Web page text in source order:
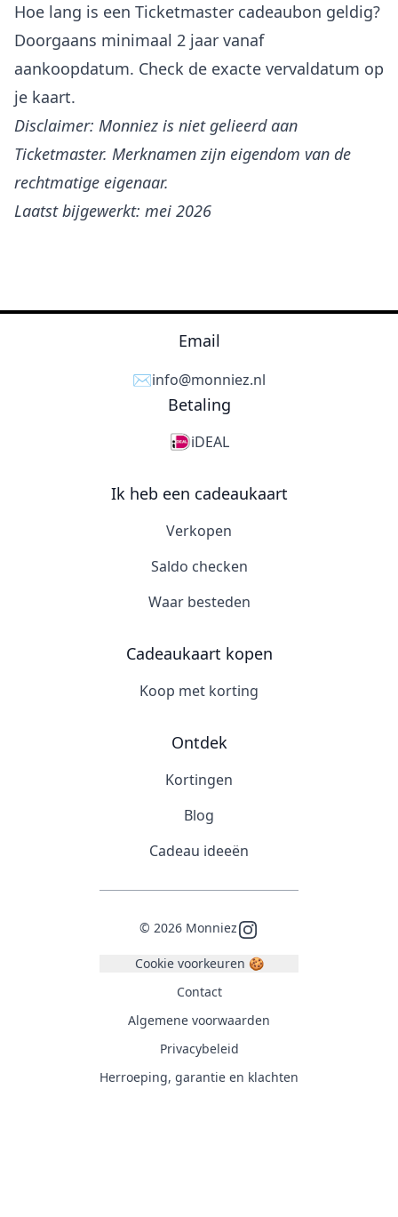
Hoe lang is een Ticketmaster cadeaubon geldig?
Doorgaans minimaal 2 jaar vanaf
aankoopdatum. Check de exacte vervaldatum op
je kaart.
Disclaimer: Monniez is niet gelieerd aan
Ticketmaster. Merknamen zijn eigendom van de
rechtmatige eigenaar.
Laatst bijgewerkt: mei 2026
Email
✉️info@monniez.nl
Betaling
iDEAL
Ik heb een cadeaukaart
Verkopen
Saldo checken
Waar besteden
Cadeaukaart kopen
Koop met korting
Ontdek
Kortingen
Blog
Cadeau ideeën
© 2026 MonniezInstagram
Cookie voorkeuren 🍪
Contact
Algemene voorwaarden
Privacybeleid
Herroeping, garantie en klachten